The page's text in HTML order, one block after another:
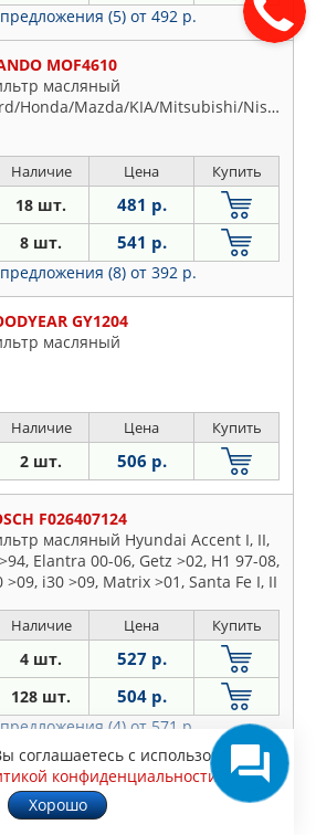
(5) от 492 р.
MOF4610
масляный
Ford/Honda/Mazda/KIA/Mitsubishi/Nissan/Opel/Volvo
Наличие Цена Купить
18 шт. 481 р.
8 шт. 541 р.
(8) от 392 р.
GY1204
масляный
Наличие Цена Купить
2 шт. 506 р.
F026407124
масляный Hyundai Accent I, II,
Elantra 00-06, Getz >02, H1 97-08,
>09, i30 >09, Matrix >01, Santa Fe I, II
>01 (P7124)
Наличие Цена Купить
4 шт. 527 р.
128 шт. 504 р.
(4) от 571 р.
FILTER GB1156
масляный HYUNDAI Accent,
Getz, Santa Fe, Solaris, Sonata,
соглашаетесь с использованием
конфиденциальности
Хорошо